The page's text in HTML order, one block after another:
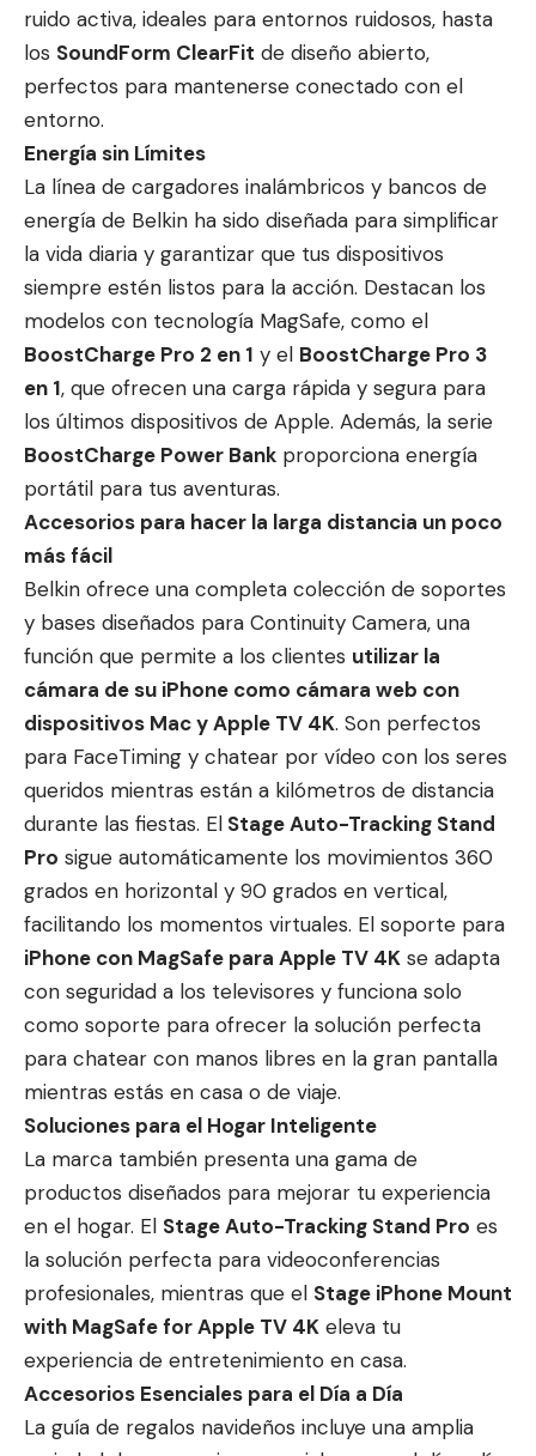
ruido activa, ideales para entornos ruidosos, hasta
los SoundForm ClearFit de diseño abierto,
perfectos para mantenerse conectado con el
entorno.
Energía sin Límites
La línea de cargadores inalámbricos y bancos de
energía de Belkin ha sido diseñada para simplificar
la vida diaria y garantizar que tus dispositivos
siempre estén listos para la acción. Destacan los
modelos con tecnología MagSafe, como el
BoostCharge Pro 2 en 1 y el BoostCharge Pro 3
en 1, que ofrecen una carga rápida y segura para
los últimos dispositivos de Apple. Además, la serie
BoostCharge Power Bank proporciona energía
portátil para tus aventuras.
Accesorios para hacer la larga distancia un poco
más fácil
Belkin ofrece una completa colección de soportes
y bases diseñados para Continuity Camera, una
función que permite a los clientes utilizar la
cámara de su iPhone como cámara web con
dispositivos Mac y Apple TV 4K. Son perfectos
para FaceTiming y chatear por vídeo con los seres
queridos mientras están a kilómetros de distancia
durante las fiestas. El Stage Auto-Tracking Stand
Pro sigue automáticamente los movimientos 360
grados en horizontal y 90 grados en vertical,
facilitando los momentos virtuales. El soporte para
iPhone con MagSafe para Apple TV 4K se adapta
con seguridad a los televisores y funciona solo
como soporte para ofrecer la solución perfecta
para chatear con manos libres en la gran pantalla
mientras estás en casa o de viaje.
Soluciones para el Hogar Inteligente
La marca también presenta una gama de
productos diseñados para mejorar tu experiencia
en el hogar. El Stage Auto-Tracking Stand Pro es
la solución perfecta para videoconferencias
profesionales, mientras que el Stage iPhone Mount
with MagSafe for Apple TV 4K eleva tu
experiencia de entretenimiento en casa.
Accesorios Esenciales para el Día a Día
La guía de regalos navideños incluye una amplia